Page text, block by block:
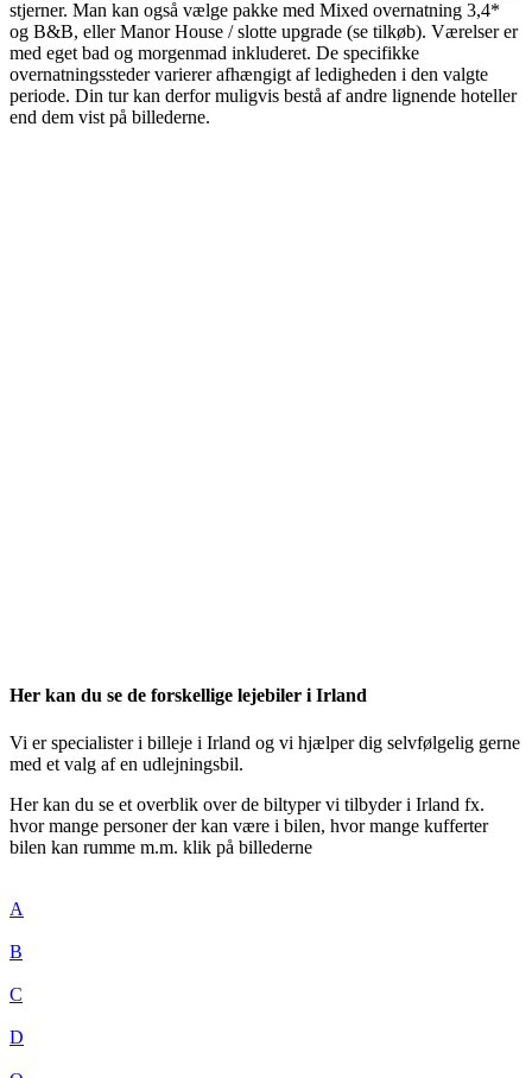
stjerner. Man kan også vælge pakke med Mixed overnatning 3,4*
og B&B, eller Manor House / slotte upgrade (se tilkøb). Værelser er
med eget bad og morgenmad inkluderet. De specifikke
overnatningssteder varierer afhængigt af ledigheden i den valgte
periode. Din tur kan derfor muligvis bestå af andre lignende hoteller
end dem vist på billederne.
Her kan du se de forskellige lejebiler i Irland
Vi er specialister i billeje i Irland og vi hjælper dig selvfølgelig gerne
med et valg af en udlejningsbil.
Her kan du se et overblik over de biltyper vi tilbyder i Irland fx.
hvor mange personer der kan være i bilen, hvor mange kufferter
bilen kan rumme m.m. klik på billederne
A
B
C
D